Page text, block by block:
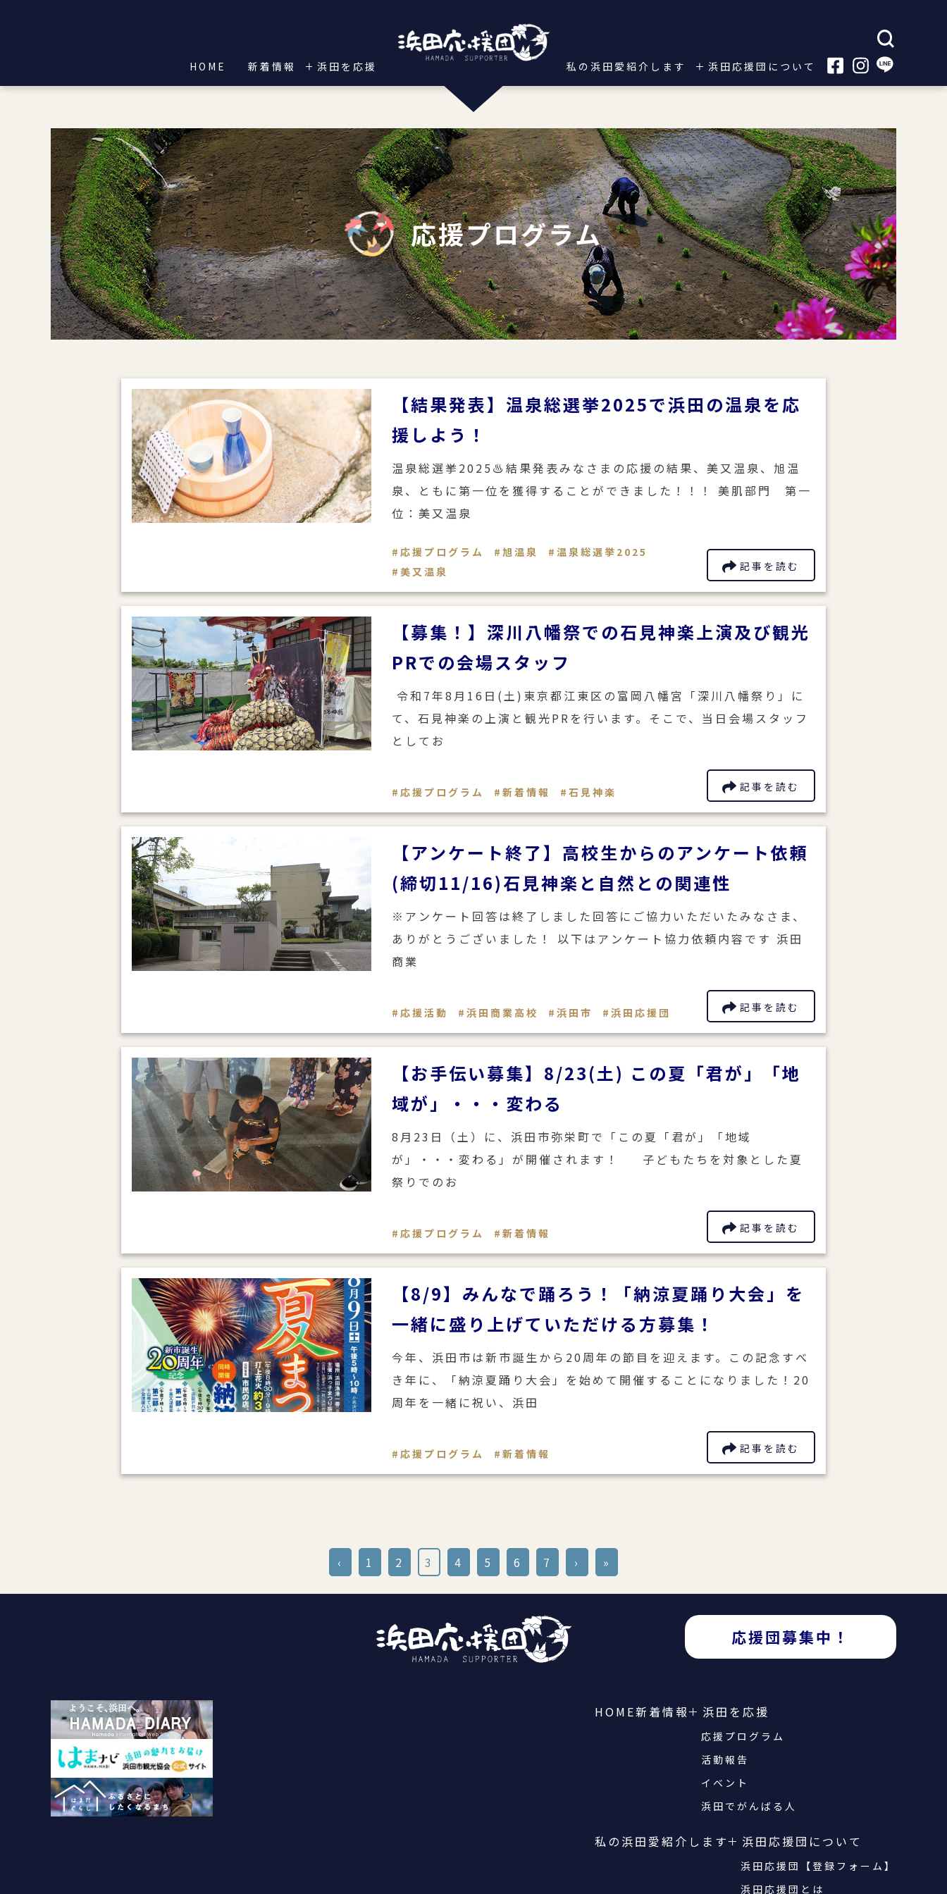
HOME 新着情報 浜田を応援 私の浜田愛紹介します 浜田応援団について
応援プログラム
【結果発表】温泉総選挙2025で浜田の温泉を応
援しよう！
温泉総選挙2025♨結果発表みなさまの応援の結果、美又温泉、旭温
泉、ともに第一位を獲得することができました！！！ 美肌部門 第一
位：美又温泉
応援プログラム 旭温泉
温泉総選挙2025
美又温泉
記事を読む
【募集！】深川八幡祭での石見神楽上演及び観光
PRでの会場スタッフ
令和7年8月16日(土)東京都江東区の富岡八幡宮「深川八幡祭り」に
て、石見神楽の上演と観光PRを行います。そこで、当日会場スタッフ
としてお
応援プログラム 新着情報 石見神楽 記事を読む
【アンケート終了】高校生からのアンケート依頼
(締切11/16)石見神楽と自然との関連性
※アンケート回答は終了しました回答にご協力いただいたみなさま、
ありがとうございました！ 以下はアンケート協力依頼内容です 浜田
商業
応援活動 浜田商業高校 浜田市 浜田応援団 記事を読む
【お手伝い募集】8/23(土) この夏「君が」「地
域が」・・・変わる
8月23日（土）に、浜田市弥栄町で「この夏「君が」「地域
が」・・・変わる」が開催されます！ 子どもたちを対象とした夏
祭りでのお
応援プログラム 新着情報 記事を読む
【8/9】みんなで踊ろう！「納涼夏踊り大会」を
一緒に盛り上げていただける方募集！
今年、浜田市は新市誕生から20周年の節目を迎えます。この記念すべ
き年に、「納涼夏踊り大会」を始めて開催することになりました！20
周年を一緒に祝い、浜田
応援プログラム 新着情報 記事を読む
‹ 1 2 3 4 5 6 7 › »
応援団募集中！
HOME新着情報 浜田を応援
応援プログラム
活動報告
イベント
浜田でがんばる人
私の浜田愛紹介します 浜田応援団について
浜田応援団【登録フォーム】
浜田応援団とは